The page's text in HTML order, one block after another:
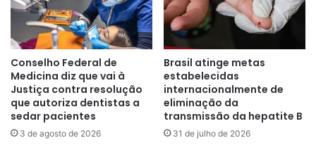
Conselho Federal de
Medicina diz que vai à
Justiça contra resolução
que autoriza dentistas a
sedar pacientes
3 de agosto de 2026
Brasil atinge metas
estabelecidas
internacionalmente de
eliminação da
transmissão da hepatite B
31 de julho de 2026